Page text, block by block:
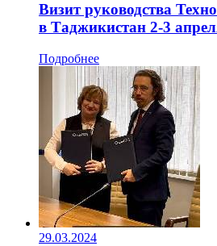
Визит руководства
в Таджикистан 2-3
Подробнее
29.03.2024